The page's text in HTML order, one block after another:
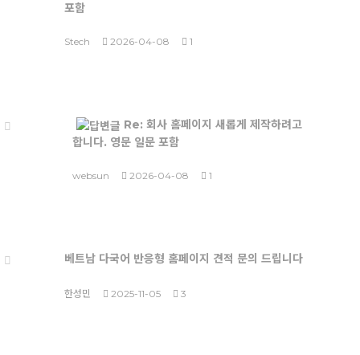
포함
Stech 2026-04-08 1
Re: 회사 홈페이지 새롭게 제작하려고
합니다. 영문 일문 포함
websun 2026-04-08 1
베트남 다국어 반응형 홈페이지 견적 문의 드립니다
한성민 2025-11-05 3